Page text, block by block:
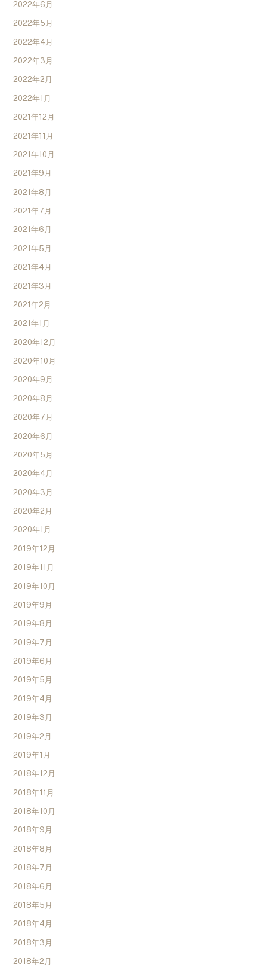
2022年6月
2022年5月
2022年4月
2022年3月
2022年2月
2022年1月
2021年12月
2021年11月
2021年10月
2021年9月
2021年8月
2021年7月
2021年6月
2021年5月
2021年4月
2021年3月
2021年2月
2021年1月
2020年12月
2020年10月
2020年9月
2020年8月
2020年7月
2020年6月
2020年5月
2020年4月
2020年3月
2020年2月
2020年1月
2019年12月
2019年11月
2019年10月
2019年9月
2019年8月
2019年7月
2019年6月
2019年5月
2019年4月
2019年3月
2019年2月
2019年1月
2018年12月
2018年11月
2018年10月
2018年9月
2018年8月
2018年7月
2018年6月
2018年5月
2018年4月
2018年3月
2018年2月